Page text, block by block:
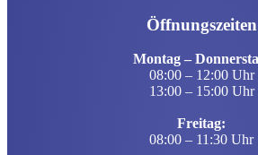
Öffnungszeiten
Montag –
08:00 – 12:00 Uhr
13:00 – 15:00 Uhr
Freitag:
08:00 – 11:30 Uhr